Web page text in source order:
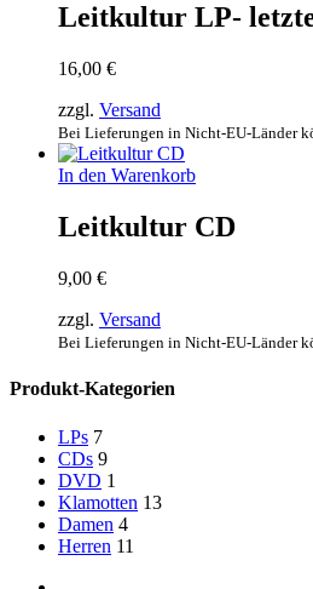
Leitkultur LP-
16,00 €
zzgl. Versand
Bei Lieferungen in Nicht-EU-Länder
In den Warenkorb
Leitkultur CD
9,00 €
zzgl. Versand
Bei Lieferungen in Nicht-EU-Länder
Produkt-Kategorien
LPs 7
CDs 9
DVD 1
Klamotten 13
Damen 4
Herren 11